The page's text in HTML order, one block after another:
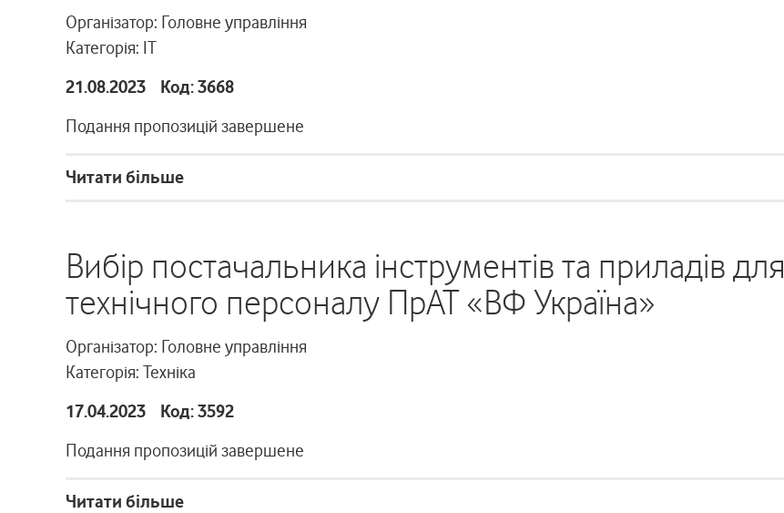
Організатор: Головне управління
Категорія: ІТ
21.08.2023 Код: 3668
Подання пропозицій завершене
Читати більше
Вибір постачальника інструментів та приладів для
технічного персоналу ПрАТ «ВФ Україна»
Організатор: Головне управління
Категорія: Техніка
17.04.2023 Код: 3592
Подання пропозицій завершене
Читати більше